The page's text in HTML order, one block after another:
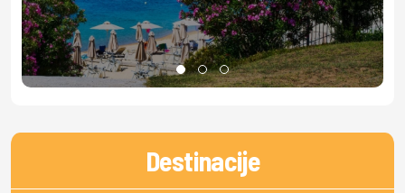
Destinacije